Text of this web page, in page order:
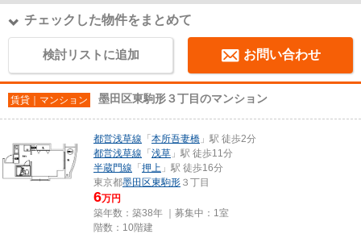
チェックした物件をまとめて
検討リストに追加 お問い合わせ
賃貸｜マンション 墨田区東駒形３丁目のマンション
都営浅草線 「 本所吾妻橋 」駅 徒歩2分
都営浅草線 「 浅草 」駅 徒歩11分
半蔵門線 「 押上 」駅 徒歩16分
東京都墨田区東駒形 ３丁目
6万円
築年数：築38年 ｜募集中： 1室
階数：10階建